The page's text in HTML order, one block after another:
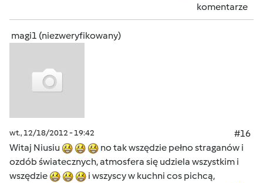
komentarze
magi1 (niezweryfikowany)
wt., 12/18/2012 - 19:42
#16
Witaj Niusiu
no tak wszędzie pełno straganów i
ozdób światecznych, atmosfera się udziela wszystkim i
wszędzie
i wszyscy w kuchni cos pichcą,